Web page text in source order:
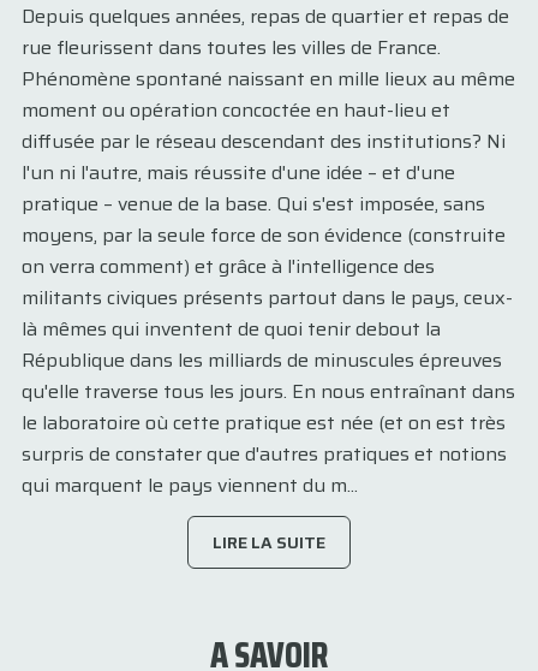
Depuis quelques années, repas de quartier et repas de
rue fleurissent dans toutes les villes de France.
Phénomène spontané naissant en mille lieux au même
moment ou opération concoctée en haut-lieu et
diffusée par le réseau descendant des institutions? Ni
l'un ni l'autre, mais réussite d'une idée – et d'une
pratique – venue de la base. Qui s'est imposée, sans
moyens, par la seule force de son évidence (construite
on verra comment) et grâce à l'intelligence des
militants civiques présents partout dans le pays, ceux-
là mêmes qui inventent de quoi tenir debout la
République dans les milliards de minuscules épreuves
qu'elle traverse tous les jours. En nous entraînant dans
le laboratoire où cette pratique est née (et on est très
surpris de constater que d'autres pratiques et notions
qui marquent le pays viennent du m...
LIRE LA SUITE
A SAVOIR